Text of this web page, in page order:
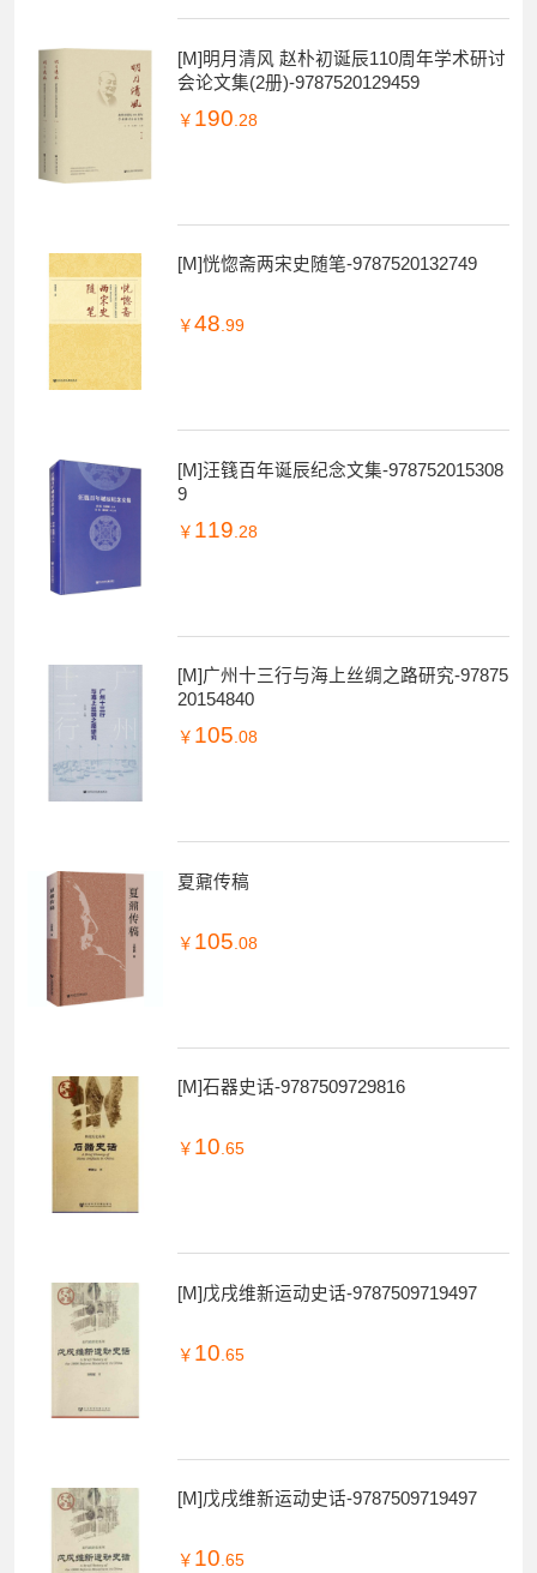
[M]明月清风 赵朴初诞辰110周年学术研讨
会论文集(2册)-9787520129459
￥ 190 .28
[M]恍惚斋两宋史随笔-9787520132749
￥ 48.99
[M]汪篯百年诞辰纪念文集-978752015308
9
￥ 119 .28
[M]广州十三行与海上丝绸之路研究-97875
20154840
￥ 105.08
夏鼐传稿
￥ 105 .08
[M]石器史话-9787509729816
￥ 10.65
[M]戊戌维新运动史话-9787509719497
￥ 10 .65
[M]戊戌维新运动史话-9787509719497
￥ 10.65